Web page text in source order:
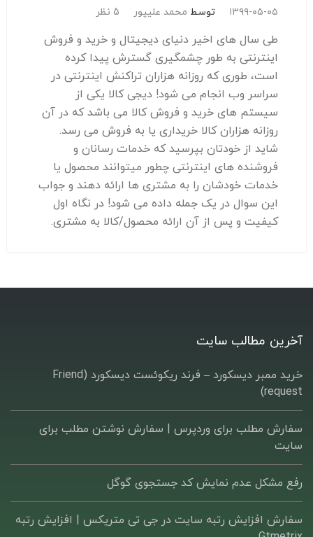
۱۳۹۹-۰۵-۰۵ توسط محمد علیپور 5 نظر
طی سال های اخیر دنیای دیجیتال و خرید و فروش
اینترنتی به طور چشمگیری گسترش پیدا کرده
است، طوری که روزانه هزاران تراکنش اینترنتی در
سراسر وب انجام می شود! دیجی کالا یکی از
سیستم های خرید و فروش کالا می باشد که در آن
روزانه هزاران کالا خریداری یا به فروش می رسد.
شاید از خودتان بپرسید که خدمات رسانان و
فروشنده های اینترنتی چطور میتوانند محصول یا
خدمات خودشان را به مشتری ها ارائه دهند و جواب
این سوال در یک جمله داده می شود! در نگاه اول
کیفیت و پس از آن ارائه محصول/کالا به مشتری.
آخرین مطالب سایت
خرید ممبر دیسکورد – فرند ریکوئست دیسکورد (Friend
request)
سفارش مطلب برای وردپرس |‌ سفارش نوشتن مطلب برای
سایت
رفع مشکل عدم نمایش کد جستجوی گوگل
سفارش افزایش رتبه سایت در جی تی متریکس | افزایش رتبه